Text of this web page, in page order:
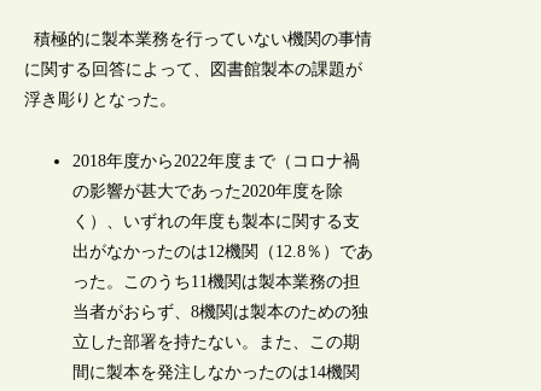
積極的に製本業務を行っていない機関の事情
に関する回答によって、図書館製本の課題が
浮き彫りとなった。
2018年度から2022年度まで（コロナ禍
の影響が甚大であった2020年度を除
く）、いずれの年度も製本に関する支
出がなかったのは12機関（12.8％）であ
った。このうち11機関は製本業務の担
当者がおらず、8機関は製本のための独
立した部署を持たない。また、この期
間に製本を発注しなかったのは14機関